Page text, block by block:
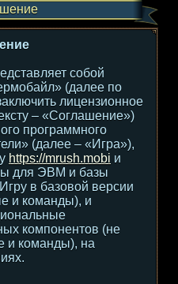
собой
(далее по
лицензионное
– «Соглашение»)
программного
(далее – «Игра»),
https://mrush.mobi и
для ЭВМ и базы
в базовой версии
и команды), и
компонентов (не
и команды), на